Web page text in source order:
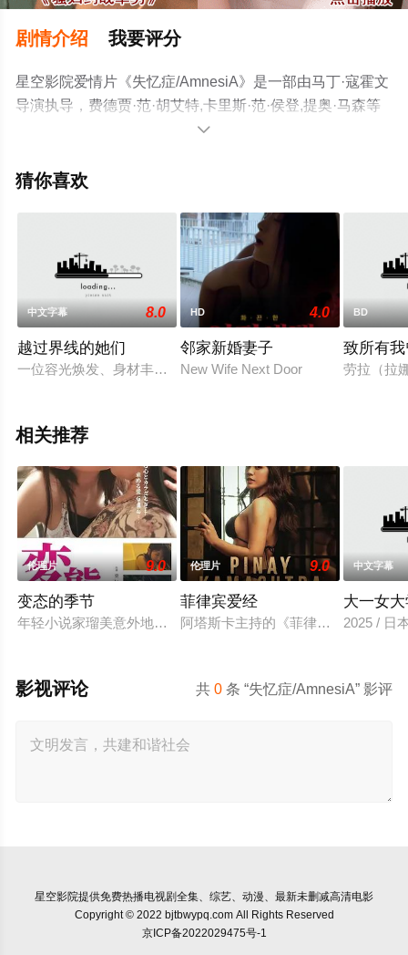
剧情介绍 我要评分
星空影院爱情片《失忆症/AmnesiA》是一部由马丁·寇霍文
导演执导，费德贾·范·胡艾特,卡里斯·范·侯登,提奥·马森等
演员精彩演绎的荷兰电影，手机免费观看高清无删减完整
影、电视猫或剧情网等平台了解。

猜你喜欢
中文字幕 8.0
越过界线的她们
一位容光焕发、身材丰满的已婚女子，42岁，结婚十余年，依
HD 4.0
邻家新婚妻子
New Wife Next Door
BD
致所有
劳拉（拉
相关推荐
伦理片 9.0
变态的季节
年轻小说家瑠美意外地与大学好友升重逢。当瑠美得知升因妻
伦理片 9.0
菲律宾爱经
阿塔斯卡主持的《菲律宾爱经》强势
中文字幕
大一女
2025 / 日
共0 条 “失忆症/AmnesiA” 影评
影视评论
星空影院提供免费热播电视剧全集、综艺、动漫、最新未删减高清电影
Copyright © 2022 bjtbwypq.com All Rights Reserved
京ICP备2022029475号-1